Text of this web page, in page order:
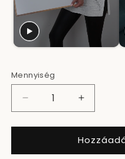
Mennyiség
Bronzarany
márvány
-
Szendvicslemez
mennyiségének
márvány
-